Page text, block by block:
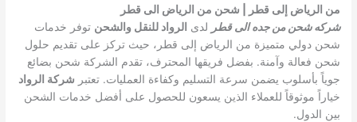
من الرياض إلى قطر | شحن من الرياض الى قطر
شركه شحن من جده الى قطر لدى الرواد للنقل والشحن توفر خدمات
شحن دولي متميزة من الرياض إلى قطر، حيث تركز على تقديم حلول
شحن فعالة وآمنة. بفضل فريقها المحترف، تقدم الشركة شحن بضائع
جوياً بأسلوب يضمن سرعة التسليم وكفاءة العمليات. تعتبر شركة الرواد
خياراً موثوقاً للعملاء الذين يسعون للحصول على أفضل خدمات الشحن
بين الدول.